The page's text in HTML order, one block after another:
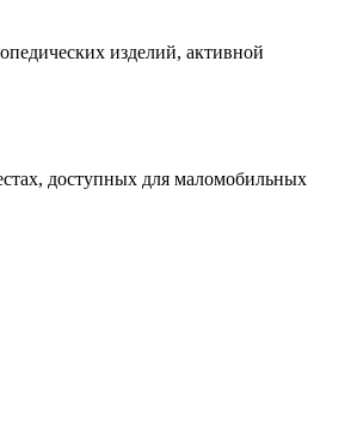
изделий, активной
доступных для маломобильных